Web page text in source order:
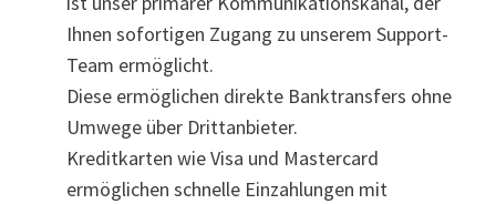
Ihnen sofortigen Zugang zu unserem Support-
Team ermöglicht.
Diese ermöglichen direkte Banktransfers ohne
Umwege über Drittanbieter.
Kreditkarten wie Visa und Mastercard
ermöglichen schnelle Einzahlungen mit